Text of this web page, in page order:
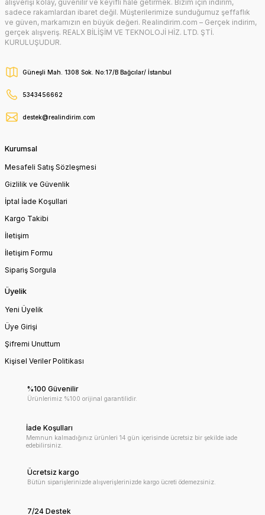
alışverişi kolay, güvenilir ve keyifli hale getirmek. Bizim için indirim,
sadece rakamlardan ibaret değil. Müşterilerimize sunduğumuz şeffaflık
ve güven, markamızın en büyük değeri. Realindirim.com – Gerçek indirim,
gerçek alışveriş. REALX BİLİŞİM VE TEKNOLOJİ HİZ. LTD. ŞTİ.
KURULUŞUDUR.
Güneşli Mah. 1308 Sok. No:17/B Bağcılar/ İstanbul
5343456662
destek@realindirim.com
Kurumsal
Mesafeli Satış Sözleşmesi
Gizlilik ve Güvenlik
İptal İade Koşullari
Kargo Takibi
İletişim
İletişim Formu
Sipariş Sorgula
Üyelik
Yeni Üyelik
Üye Girişi
Şifremi Unuttum
Kişisel Veriler Politikası
%100 Güvenilir
Ürünlerimiz %100 orijinal garantilidir.
İade Koşulları
Memnun kalmadığınız ürünleri 14 gün içerisinde ücretsiz bir şekilde iade
edebilirsiniz.
Ücretsiz kargo
Bütün siparişlerinizde alışverişlerinizde kargo ücreti ödemezsiniz.
7/24 Destek